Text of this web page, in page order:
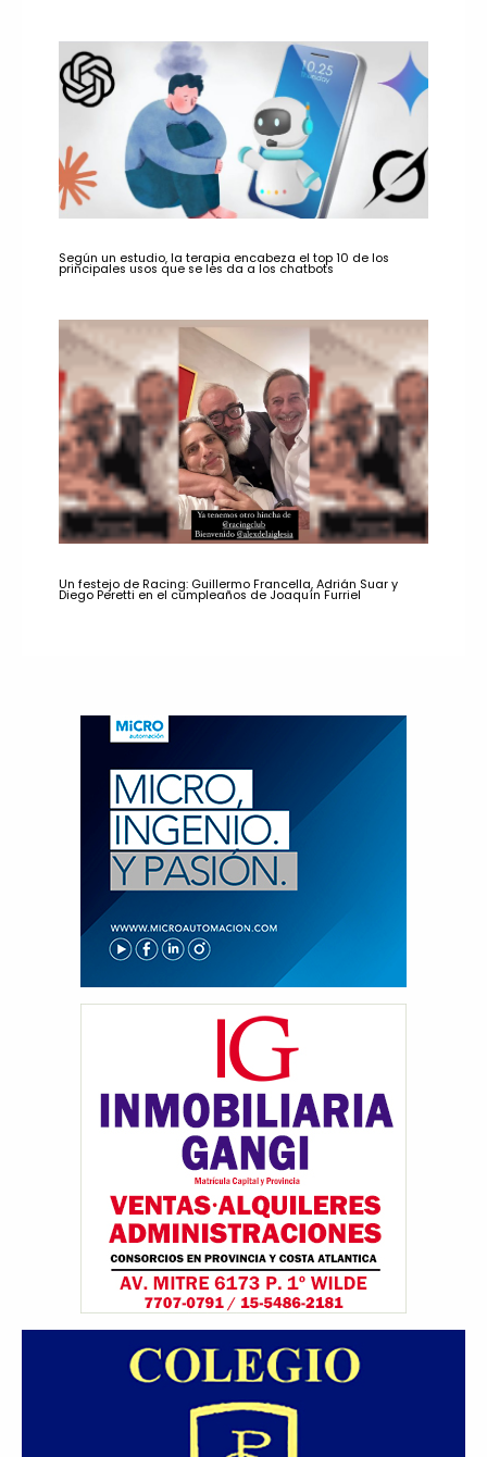
Según un estudio, la terapia encabeza el top 10 de los
principales usos que se les da a los chatbots
Un festejo de Racing: Guillermo Francella, Adrián Suar y
Diego Peretti en el cumpleaños de Joaquín Furriel